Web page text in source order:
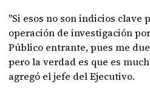
"Si esos no son indicios clave
operación de investigación
Público entrante, pues me
pero la verdad es que es
agregó el jefe del Ejecutivo.